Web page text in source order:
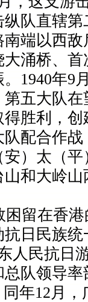
队直辖
端以西
涌桥、
1940年9
五大队
胜利，
配合作
）太（
和大岭
留在香港
日民族
人民抗日
总队领导
年12月